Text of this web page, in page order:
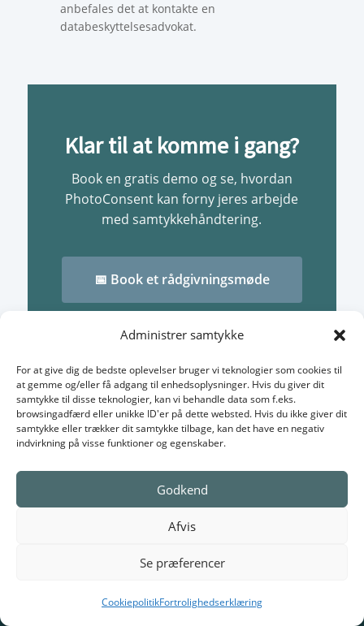
Administrer samtykke
For at give dig de bedste oplevelser bruger vi teknologier som cookies til
at gemme og/eller få adgang til enhedsoplysninger. Hvis du giver dit
samtykke til disse teknologier, kan vi behandle data som f.eks.
browsingadfærd eller unikke ID'er på dette websted. Hvis du ikke giver dit
samtykke eller trækker dit samtykke tilbage, kan det have en negativ
indvirkning på visse funktioner og egenskaber.
Godkend
Afvis
Se præferencer
CookiepolitikFortrolighedserklæring
anbefales det at kontakte en
databeskyttelsesadvokat.
Klar til at komme i gang?
Book en gratis demo og se, hvordan
PhotoConsent kan forny jeres arbejde
med samtykkehåndtering.
📅 Book et rådgivningsmøde
Compliance
Privatlivspolitik
FAQ – GDPR Myter om billeder og film